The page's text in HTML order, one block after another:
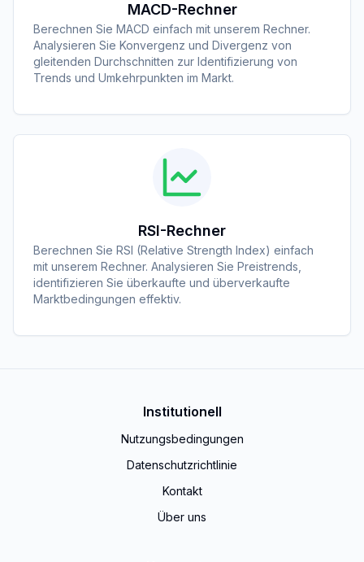
MACD-Rechner
Berechnen Sie MACD einfach mit unserem Rechner.
Analysieren Sie Konvergenz und Divergenz von
gleitenden Durchschnitten zur Identifizierung von
Trends und Umkehrpunkten im Markt.
RSI-Rechner
Berechnen Sie RSI (Relative Strength Index) einfach
mit unserem Rechner. Analysieren Sie Preistrends,
identifizieren Sie überkaufte und überverkaufte
Marktbedingungen effektiv.
Institutionell
Nutzungsbedingungen
Datenschutzrichtlinie
Kontakt
Über uns